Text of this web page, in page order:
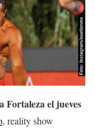
Fortaleza el jueves
, reality show